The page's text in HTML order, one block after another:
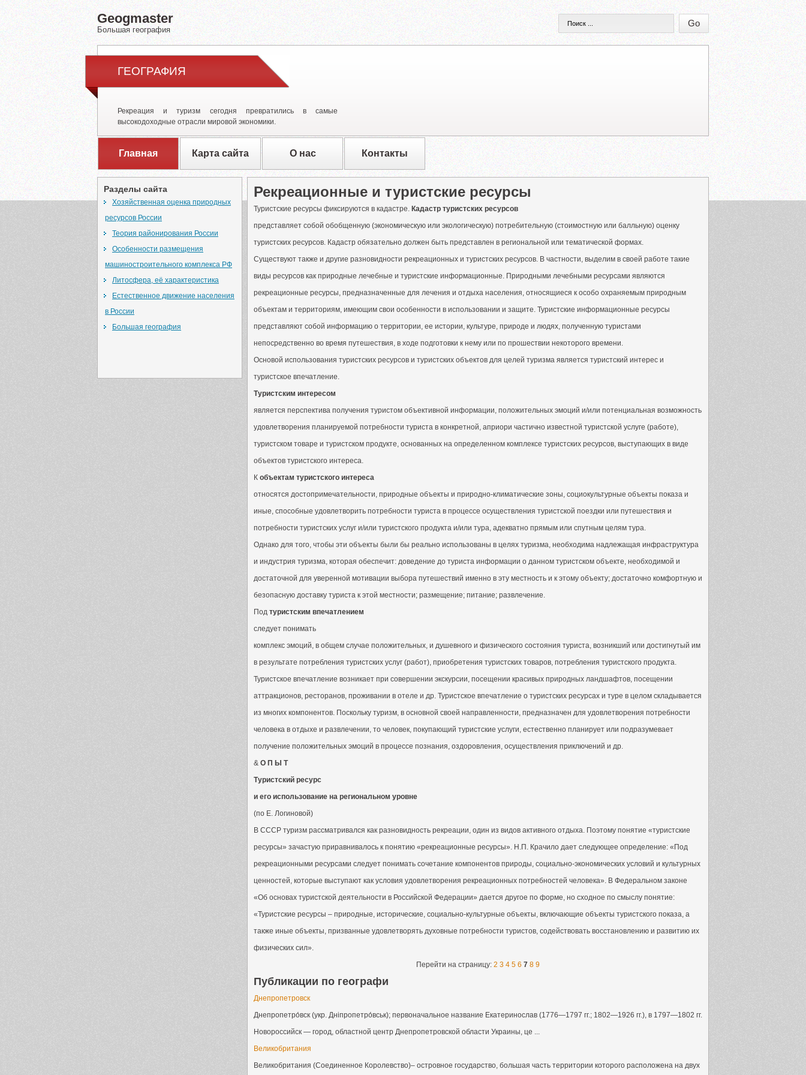
Geogmaster
Большая география
ГЕОГРАФИЯ
Рекреация и туризм сегодня превратились в самые
высокодоходные отрасли мировой экономики.
Главная Карта сайта О нас Контакты
Рекреационные и туристские ресурсы
Туристские ресурсы фиксируются в кадастре. Кадастр туристских ресурсов
представляет собой обобщенную (экономическую или экологическую) потребительную (стоимостную или балльную) оценку
туристских ресурсов. Кадастр обязательно должен быть представлен в региональной или тематической формах.
Существуют также и другие разновидности рекреационных и туристских ресурсов. В частности, выделим в своей работе такие
виды ресурсов как природные лечебные и туристские информационные. Природными лечебными ресурсами являются
рекреационные ресурсы, предназначенные для лечения и отдыха населения, относящиеся к особо охраняемым природным
объектам и территориям, имеющим свои особенности в использовании и защите. Туристские информационные ресурсы
представляют собой информацию о территории, ее истории, культуре, природе и людях, полученную туристами
непосредственно во время путешествия, в ходе подготовки к нему или по прошествии некоторого времени.
Основой использования туристских ресурсов и туристских объектов для целей туризма является туристский интерес и
туристское впечатление.
Туристским интересом
является перспектива получения туристом объективной информации, положительных эмоций и/или потенциальная возможность
удовлетворения планируемой потребности туриста в конкретной, априори частично известной туристской услуге (работе),
туристском товаре и туристском продукте, основанных на определенном комплексе туристских ресурсов, выступающих в виде
объектов туристского интереса.
К объектам туристского интереса
относятся достопримечательности, природные объекты и природно-климатические зоны, социокультурные объекты показа и
иные, способные удовлетворить потребности туриста в процессе осуществления туристской поездки или путешествия и
потребности туристских услуг и/или туристского продукта и/или тура, адекватно прямым или спутным целям тура.
Однако для того, чтобы эти объекты были бы реально использованы в целях туризма, необходима надлежащая инфраструктура
и индустрия туризма, которая обеспечит: доведение до туриста информации о данном туристском объекте, необходимой и
достаточной для уверенной мотивации выбора путешествий именно в эту местность и к этому объекту; достаточно комфортную и
безопасную доставку туриста к этой местности; размещение; питание; развлечение.
Под туристским впечатлением
следует понимать
комплекс эмоций, в общем случае положительных, и душевного и физического состояния туриста, возникший или достигнутый им
в результате потребления туристских услуг (работ), приобретения туристских товаров, потребления туристского продукта.
Туристское впечатление возникает при совершении экскурсии, посещении красивых природных ландшафтов, посещении
аттракционов, ресторанов, проживании в отеле и др. Туристское впечатление о туристских ресурсах и туре в целом складывается
из многих компонентов. Поскольку туризм, в основной своей направленности, предназначен для удовлетворения потребности
человека в отдыхе и развлечении, то человек, покупающий туристские услуги, естественно планирует или подразумевает
получение положительных эмоций в процессе познания, оздоровления, осуществления приключений и др.
& О П Ы Т
Туристский ресурс
и его использование на региональном уровне
(по Е. Логиновой)
В СССР туризм рассматривался как разновидность рекреации, один из видов активного отдыха. Поэтому понятие «туристские
ресурсы» зачастую приравнивалось к понятию «рекреационные ресурсы». Н.П. Крачило дает следующее определение: «Под
рекреационными ресурсами следует понимать сочетание компонентов природы, социально-экономических условий и культурных
ценностей, которые выступают как условия удовлетворения рекреационных потребностей человека». В Федеральном законе
«Об основах туристской деятельности в Российской Федерации» дается другое по форме, но сходное по смыслу понятие:
«Туристские ресурсы – природные, исторические, социально-культурные объекты, включающие объекты туристского показа, а
также иные объекты, призванные удовлетворять духовные потребности туристов, содействовать восстановлению и развитию их
физических сил».
Перейти на страницу: 2 3 4 5 6 7 8 9
Публикации по географи
Днепропетровск
Днепропетро́вск (укр. Дніпропетро́вськ); первоначальное название Екатеринослав (1776—1797 гг.; 1802—1926 гг.), в 1797—1802 гг.
Новороссийск — город, областной центр Днепропетровской области Украины, це ...
Великобритания
Великобритания (Соединенное Королевство)– островное государство, большая часть территории которого расположена на двух
Разделы сайта
Хозяйственная оценка природных
ресурсов России
Теория районирования России
Особенности размещения
машиностроительного комплекса РФ
Литосфера, её характеристика
Естественное движение населения
в России
Большая география